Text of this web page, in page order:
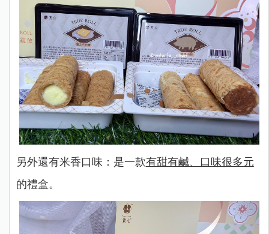
另外還有米香口味：是一款有甜有鹹、口味很多元
的禮盒。